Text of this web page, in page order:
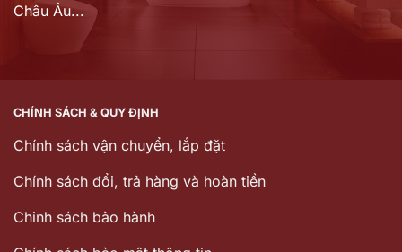
Châu Âu...
CHÍNH SÁCH & QUY ĐỊNH
Chính sách vận chuyển, lắp đặt
Chính sách đổi, trả hàng và hoàn tiền
Chinh sách bảo hành